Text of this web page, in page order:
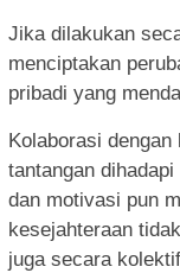
Jika dilakukan
menciptakan
pribadi yang
Kolaborasi
tantangan
dan motivasi pun
kesejahteraan
juga secara